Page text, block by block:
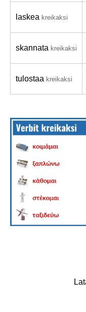
laskea kreikaksi
skannata kreikaksi
tulostaa kreikaksi